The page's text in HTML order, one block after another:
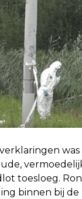
was
toesloeg.
binnen bij